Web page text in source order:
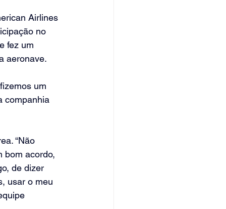
Airlines
no
fez um
aeronave.
um
companhia
“Não
bom acordo,
de dizer
usar o meu